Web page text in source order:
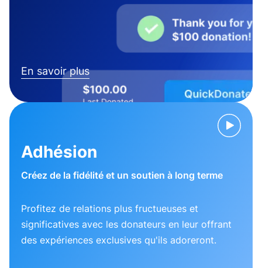
En savoir plus
Adhésion
Créez de la fidélité et un soutien à long terme
Profitez de relations plus fructueuses et
significatives avec les donateurs en leur offrant
des expériences exclusives qu'ils adoreront.